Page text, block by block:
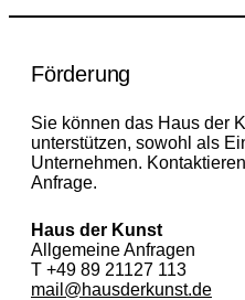
Förderung
Sie können das Haus der
unterstützen, sowohl als
Unternehmen.
Anfrage.
Haus der Kunst
Allgemeine Anfragen
T +49 89 21127 113
mail@hausderkunst.de